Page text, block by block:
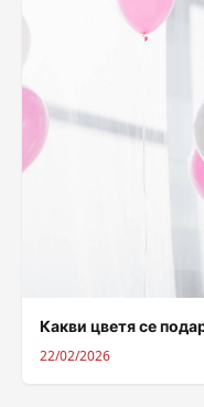
Какви цветя се
22/02/2026